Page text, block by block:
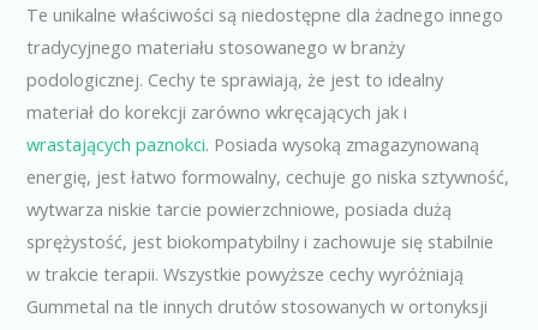
Te unikalne właściwości są niedostępne dla żadnego innego
tradycyjnego materiału stosowanego w branży
podologicznej. Cechy te sprawiają, że jest to idealny
materiał do korekcji zarówno wkręcających jak i
wrastających paznokci. Posiada wysoką zmagazynowaną
energię, jest łatwo formowalny, cechuje go niska sztywność,
wytwarza niskie tarcie powierzchniowe, posiada dużą
sprężystość, jest biokompatybilny i zachowuje się stabilnie
w trakcie terapii. Wszystkie powyższe cechy wyróżniają
Gummetal na tle innych drutów stosowanych w ortonyksji